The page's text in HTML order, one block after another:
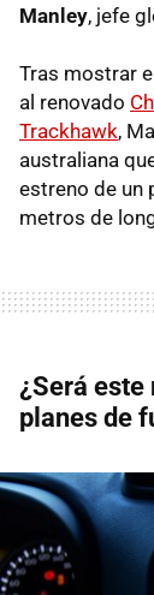
Manley, jefe
Tras mostrar
al renovado
Trackhawk,
australiana
estreno de un
metros de
¿Será
planes de